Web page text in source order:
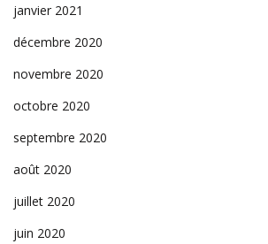
janvier 2021
décembre 2020
novembre 2020
octobre 2020
septembre 2020
août 2020
juillet 2020
juin 2020